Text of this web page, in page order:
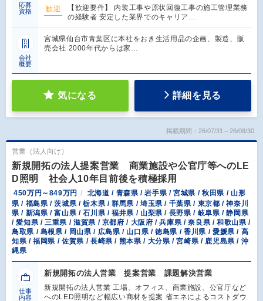
応募
資格
歓迎
【歓迎要件】 内装工事や原状回復工事の施工管理業務
の経験者 安定した業界でのキャリア…
会社
概要
宮城県仙台市青葉区に本社をおき生活用品の企画、製造、販
売会社 2000年代からは家…
気になる 詳細を見る
掲載期間：26/07/31～26/08/30
営業（法人向け）
新規開拓の法人提案営業 商業施設や公官庁等へのLE
D照明 社会人10年目前後を積極採用
450万円～849万円
北海道 / 青森県 / 岩手県 / 宮城県 / 秋田県 / 山形
県 / 福島県 / 茨城県 / 栃木県 / 群馬県 / 埼玉県 / 千葉県 / 東京都 / 神奈川
県 / 新潟県 / 富山県 / 石川県 / 福井県 / 山梨県 / 長野県 / 岐阜県 / 静岡県
/ 愛知県 / 三重県 / 滋賀県 / 京都府 / 大阪府 / 兵庫県 / 奈良県 / 和歌山県 /
鳥取県 / 島根県 / 岡山県 / 広島県 / 山口県 / 徳島県 / 香川県 / 愛媛県 / 高
知県 / 福岡県 / 佐賀県 / 長崎県 / 熊本県 / 大分県 / 宮崎県 / 鹿児島県 / 沖
縄県
仕事
内容
新規開拓の法人営業 提案営業 課題解決営業
新規開拓の法人営業 工場、オフィス、商業施設、公官庁など
へのLED照明など幅広い商材を提案 省エネによるコストダウ